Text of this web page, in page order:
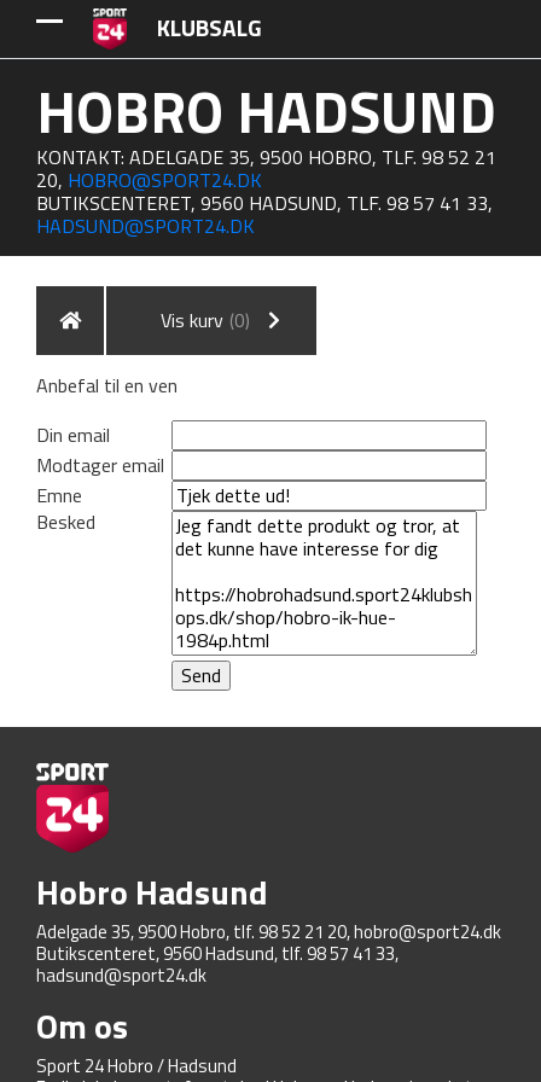
KLUBSALG
HOBRO HADSUND
KONTAKT: ADELGADE 35, 9500 HOBRO, TLF. 98 52 21
20, HOBRO@SPORT24.DK
BUTIKSCENTERET, 9560 HADSUND, TLF. 98 57 41 33,
HADSUND@SPORT24.DK
Vis kurv (0)
Anbefal til en ven
Din email
Modtager email
Emne
Besked
Hobro Hadsund
Adelgade 35, 9500 Hobro, tlf. 98 52 21 20,hobro@sport24.dk
Butikscenteret, 9560 Hadsund, tlf. 98 57 41 33,
hadsund@sport24.dk
Om os
Sport 24 Hobro / Hadsund